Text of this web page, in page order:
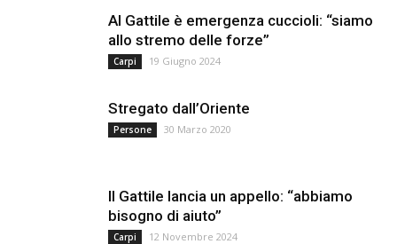
Al Gattile è emergenza cuccioli: “siamo
allo stremo delle forze”
Carpi 19 Giugno 2024
Stregato dall’Oriente
Persone 30 Marzo 2020
Il Gattile lancia un appello: “abbiamo
bisogno di aiuto”
Carpi 12 Novembre 2024